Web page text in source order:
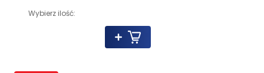
Wybierz ilość: